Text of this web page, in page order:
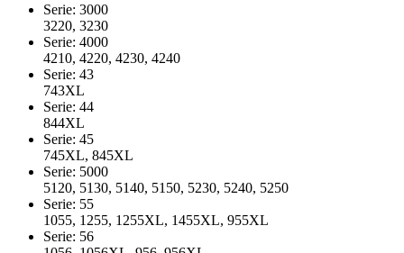
Serie: 3000
3220, 3230
Serie: 4000
4210, 4220, 4230, 4240
Serie: 43
743XL
Serie: 44
844XL
Serie: 45
745XL, 845XL
Serie: 5000
5120, 5130, 5140, 5150, 5230, 5240, 5250
Serie: 55
1055, 1255, 1255XL, 1455XL, 955XL
Serie: 56